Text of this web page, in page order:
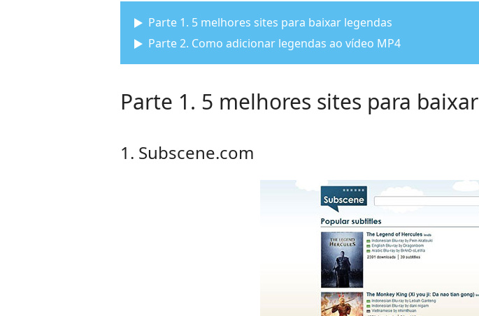
Parte 1. 5 melhores sites para baixar legendas
Parte 2. Como adicionar legendas ao vídeo MP4
Parte 1. 5 melhores sites para
1. Subscene.com